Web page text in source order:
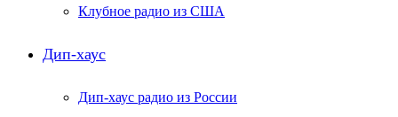
Клубное радио из США
Дип-хаус
Дип-хаус радио из России